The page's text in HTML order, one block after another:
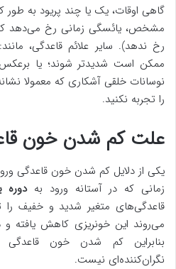
گاهی اوقات، یک یا چند پریود به
رخ ندهد). سایر علائم قاعدگی،
ممکن است شدیدتر شوند؛ یا
نوسانات خلقی آشکاری که معمولا
را تجربه نکنید.
علت کم شدن خون
یکی از دلایل کم شدن خون قاعدگی
زمانی که در آستانه ورود بهدوره
قاعدگی‌های متغیر شدید و خفیف
می‌روند این خونریزی کاهش یافته
بنابراین کم شدن خون قاعدگی
نگران‌کننده‌ای نیست.